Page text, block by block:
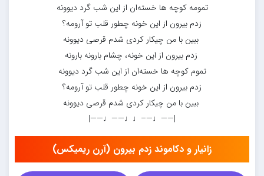
تمومه کوچه ها خسته‌ان از این شب گرد دیوونه
زدم بیرون از این خونه چطور قلب تو آرومه؟
ببین با من چیکار کردی شدم قرصی دیوونه
زدم بیرون از این خونه، چشام بارونه بارونه
تموم کوچه ها خسته‌ان از این شب گرد دیوونه
زدم بیرون از این خونه چطور قلب تو آرومه؟
ببین با من چیکار کردی شدم قرصی دیوونه
|——♩—–♩♩——♩——|
زانیار و دکاموند زدم بیرون (آرن ریمیکس)